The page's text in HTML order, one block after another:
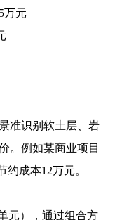
万元
准识别软土层、岩
。例如某商业项目
成本12万元。
元），通过组合方